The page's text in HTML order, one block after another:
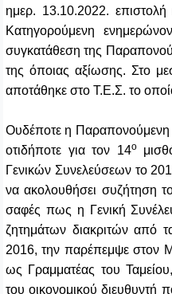
ημερ. 13.10.2022.
Κατηγορούμενη
συγκατάθεση της
της όποιας αξίωσης. Στο
αποτάθηκε στο Τ.Ε.Σ. το
Ουδέποτε η Παραπονούμενη
οτιδήποτε για τον 14ο
Γενικών Συνελεύσεων το
να ακολουθήσει συζήτηση
σαφές πως η Γενική
ζητημάτων διακριτών από
2016, την παρέπεμψε στον
ως Γραμματέας του
του οικονομικού διευθυντή